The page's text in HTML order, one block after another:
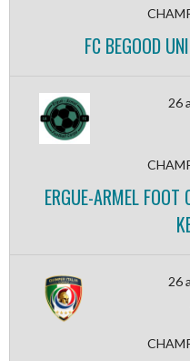
FC BEGOOD
26
ERGUE-ARMEL
26